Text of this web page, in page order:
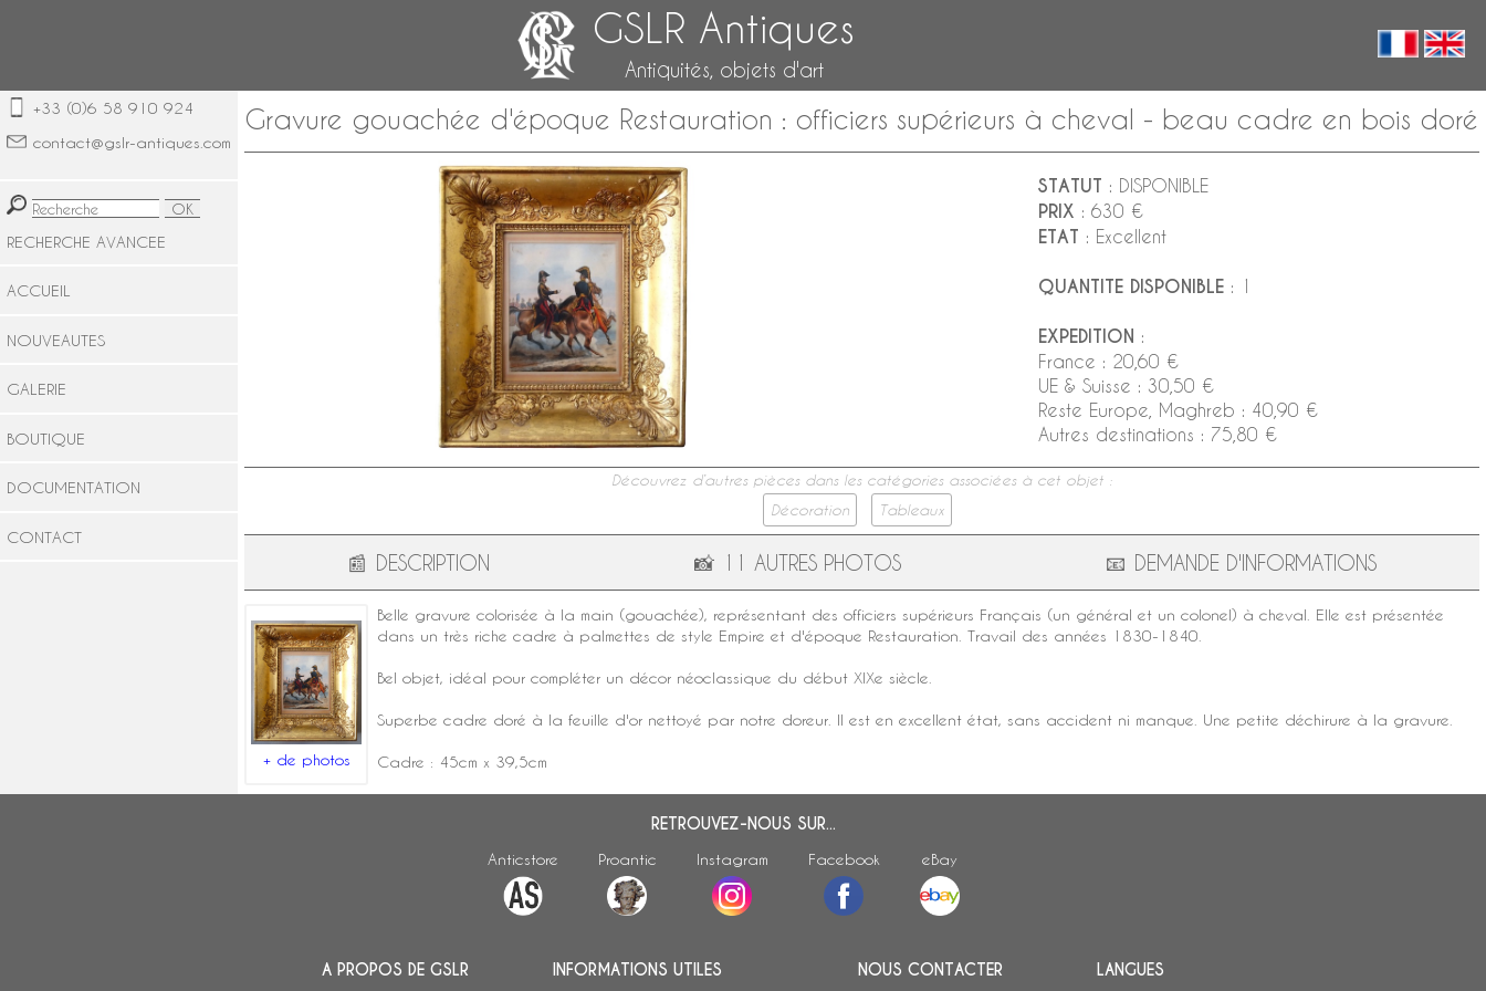
GSLR Antiques
Antiquités, objets d'art
+33 (0)6 58 910 924
contact@gslr-antiques.com
RECHERCHE AVANCEE
ACCUEIL
NOUVEAUTES
GALERIE
BOUTIQUE
DOCUMENTATION
CONTACT
Gravure gouachée d'époque Restauration : officiers supérieurs à cheval - beau cadre en bois doré
STATUT : DISPONIBLE
PRIX : 630 €
ETAT : Excellent
QUANTITE DISPONIBLE : 1
EXPEDITION :
France : 20,60 €
UE & Suisse : 30,50 €
Reste Europe, Maghreb : 40,90 €
Autres destinations : 75,80 €
Découvrez d’autres pièces dans les catégories associées à cet objet :
Décoration
Tableaux
📰 DESCRIPTION 📸 11 AUTRES PHOTOS 📧 DEMANDE D'INFORMATIONS
+ de photos
Belle gravure colorisée à la main (gouachée), représentant des officiers supérieurs Français (un général et un colonel) à cheval. Elle est présentée
dans un très riche cadre à palmettes de style Empire et d'époque Restauration . Travail des années 1830-1840.
Bel objet, idéal pour compléter un décor néoclassique du début XIXe siècle
Superbe cadre doré à la feuille d'or nettoyé par notre doreur. Il est en excellent état, sans accident ni manque. Une petite déchirure à la gravure.
Cadre : 45cm x 39,5cm
RETROUVEZ-NOUS SUR...
Anticstore Proantic Instagram Facebook eBay
A PROPOS DE GSLR INFORMATIONS UTILES NOUS CONTACTER LANGUES